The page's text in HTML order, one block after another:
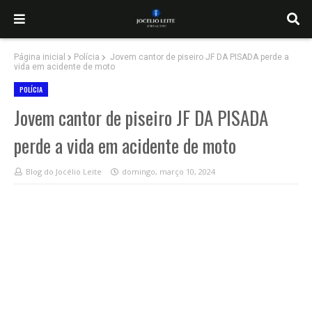
Página inicial Polícia
Jovem cantor de piseiro JF DA PISADA perde a
vida em acidente de moto
POLÍCIA
Jovem cantor de piseiro JF DA PISADA
perde a vida em acidente de moto
Blog do Jocélio Leite domingo, março 10, 2024